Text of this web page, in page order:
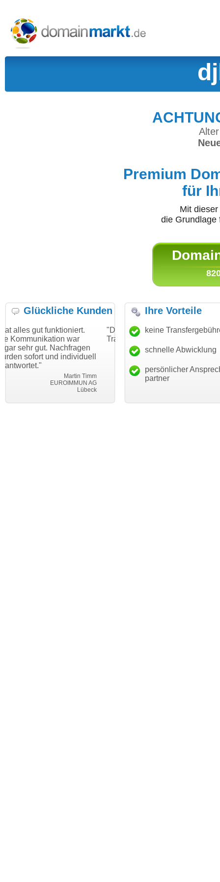
Premium
für
Mit
die
Glückliche Kunden
war
individuell
"Danke für den schnellen
Transfer und guten Service!"
Thomas Schäfer
i can eckert communication GmbH
"Ich bin
haben. Die
mein Business
Ihre Vorteile
keine
schnelle Abwicklung
persönlicher
partner